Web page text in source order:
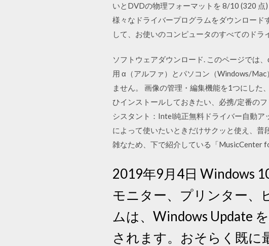
いとDVDの物理フォーマットを 8/10 (320
様々なドライバープログラムをダウンロー
して、お使いのコンピュータのすべてのド
ソフトウェアダウンロード. このページでは
用 α（アルファ）とパソコン（Windows/
ません。 画像の管理・編集機能を1つにし
ひインストールしておきたい、必携/定番の
シスタント：Intel純正無料ドライバー自動
によって使いたいときだけサクッと使え、
雑なため、下で紹介している「MusicCenter
2019年9月4日 Windows
モニター、プリンター、
ムは、Windows Update
されます。おそらく既に